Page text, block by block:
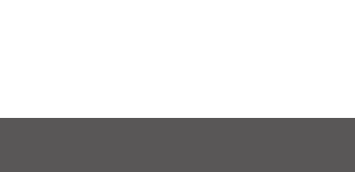
性和反饋而開發。它們通常具有